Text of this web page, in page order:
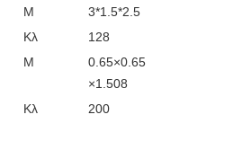
Μ
3*1.5*2.5
Κλ
128
Μ
0.65×0.65
×1.508
Κλ 200